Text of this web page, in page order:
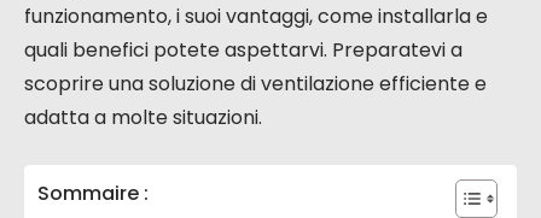
funzionamento, i suoi vantaggi, come installarla e
quali benefici potete aspettarvi. Preparatevi a
scoprire una soluzione di ventilazione efficiente e
adatta a molte situazioni.
Sommaire :